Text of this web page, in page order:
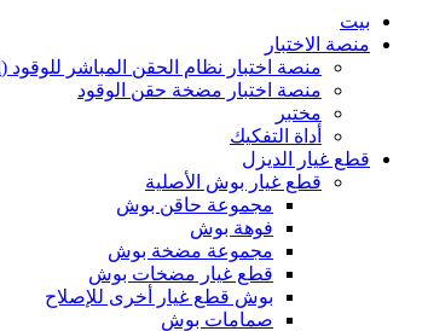
بيت
منصة الاختبار
منصة اختبار نظام الحقن المباشر للوقود (Common Rail)
منصة اختبار مضخة حقن الوقود
مختبر
أداة التفكيك
قطع غيار الديزل
قطع غيار بوش الأصلية
مجموعة حاقن بوش
فوهة بوش
مجموعة مضخة بوش
قطع غيار مضخات بوش
بوش قطع غيار أخرى للإصلاح
صمامات بوش